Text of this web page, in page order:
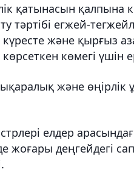
қатынасын қалпына
тәртібі егжей-
күресте және қырғыз
көмегі үшін
және
елдер
жоғары деңгейдегі